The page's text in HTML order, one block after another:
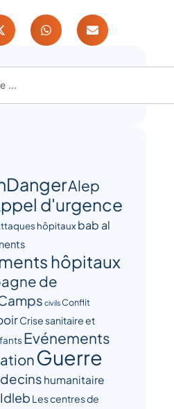
Alep
d'urgence
hôpitaux bab al
hôpitaux
de
civilsConflit
Crise sanitaire et
Evénements
Guerre
humanitaire
Idleb Les centres de